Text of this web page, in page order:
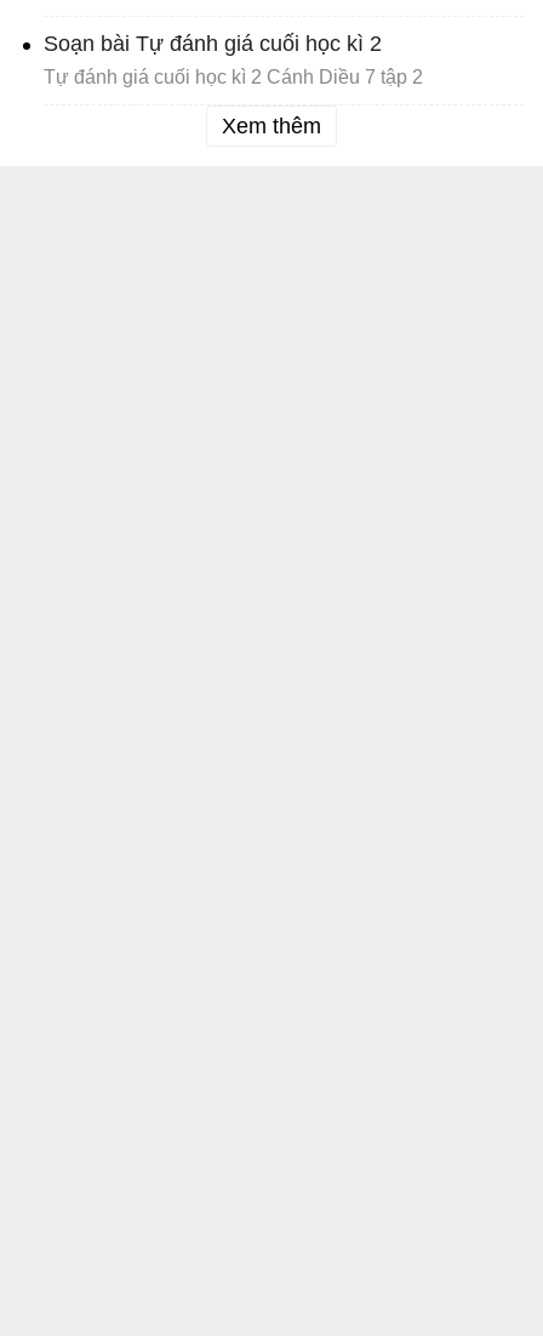
Soạn bài Tự đánh giá cuối học kì 2
Tự đánh giá cuối học kì 2 Cánh Diều 7 tập 2
Xem thêm